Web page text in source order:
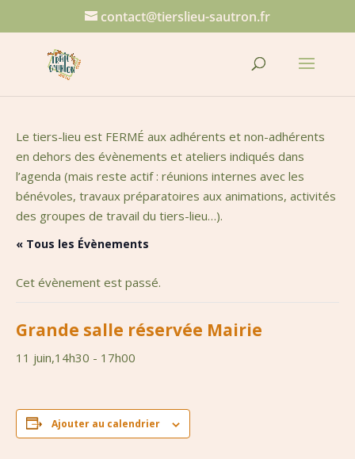
contact@tierslieu-sautron.fr
Le tiers-lieu est FERMÉ aux adhérents et non-adhérents
en dehors des évènements et ateliers indiqués dans
l’agenda (mais reste actif : réunions internes avec les
bénévoles, travaux préparatoires aux animations, activités
des groupes de travail du tiers-lieu…).
« Tous les Évènements
Cet évènement est passé.
Grande salle réservée Mairie
11 juin,14h30 - 17h00
Ajouter au calendrier